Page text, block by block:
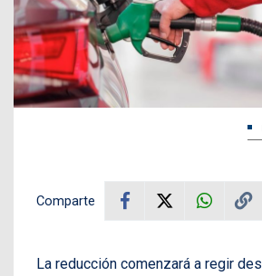
Comparte
La reducción comenzará a regir